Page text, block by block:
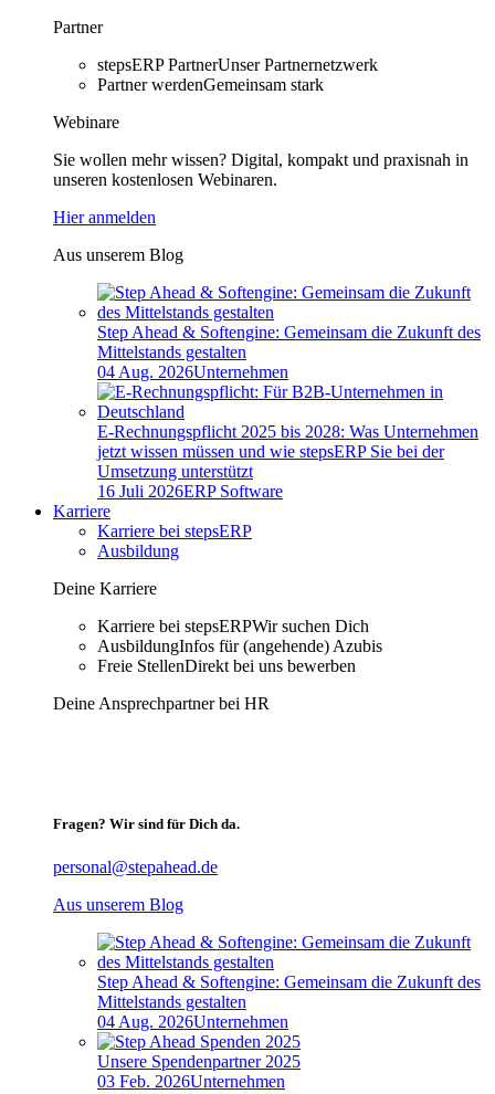
Partner
stepsERP PartnerUnser Partnernetzwerk
Partner werdenGemeinsam stark
Webinare
Sie wollen mehr wissen? Digital, kompakt und praxisnah in
unseren kostenlosen Webinaren.
Hier anmelden
Aus unserem Blog
Step Ahead & Softengine: Gemeinsam die Zukunft des
Mittelstands gestalten
04 Aug. 2026Unternehmen
E-Rechnungspflicht 2025 bis 2028: Was Unternehmen
jetzt wissen müssen und wie stepsERP Sie bei der
Umsetzung unterstützt
16 Juli 2026ERP Software
Karriere
Karriere bei stepsERP
Ausbildung
Deine Karriere
Karriere bei stepsERPWir suchen Dich
AusbildungInfos für (angehende) Azubis
Freie StellenDirekt bei uns bewerben
Deine Ansprechpartner bei HR
Fragen? Wir sind für Dich da.
personal@stepahead.de
Aus unserem Blog
Step Ahead & Softengine: Gemeinsam die Zukunft des
Mittelstands gestalten
04 Aug. 2026Unternehmen
Unsere Spendenpartner 2025
03 Feb. 2026Unternehmen